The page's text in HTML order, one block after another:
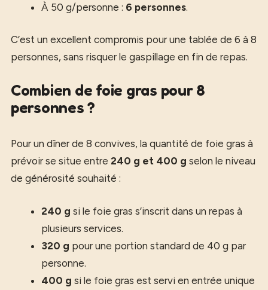
À 50 g/personne : 6 personnes.
C’est un excellent compromis pour une tablée de 6 à 8
personnes, sans risquer le gaspillage en fin de repas.
Combien de foie gras pour 8
personnes ?
Pour un dîner de 8 convives, la quantité de foie gras à
prévoir se situe entre 240 g et 400 g selon le niveau
de générosité souhaité :
240 g si le foie gras s’inscrit dans un repas à
plusieurs services.
320 g pour une portion standard de 40 g par
personne.
400 g si le foie gras est servi en entrée unique